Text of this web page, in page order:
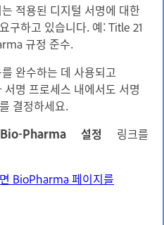
적용된 디지털 서명에 대한
구하고 있습니다. 예: Title 21
규정 준수.
완수하는 데 사용되고
명 프로세스 내에서도 서명
결정하세요.
Bio-Pharma 설정 링크를
BioPharma 페이지를